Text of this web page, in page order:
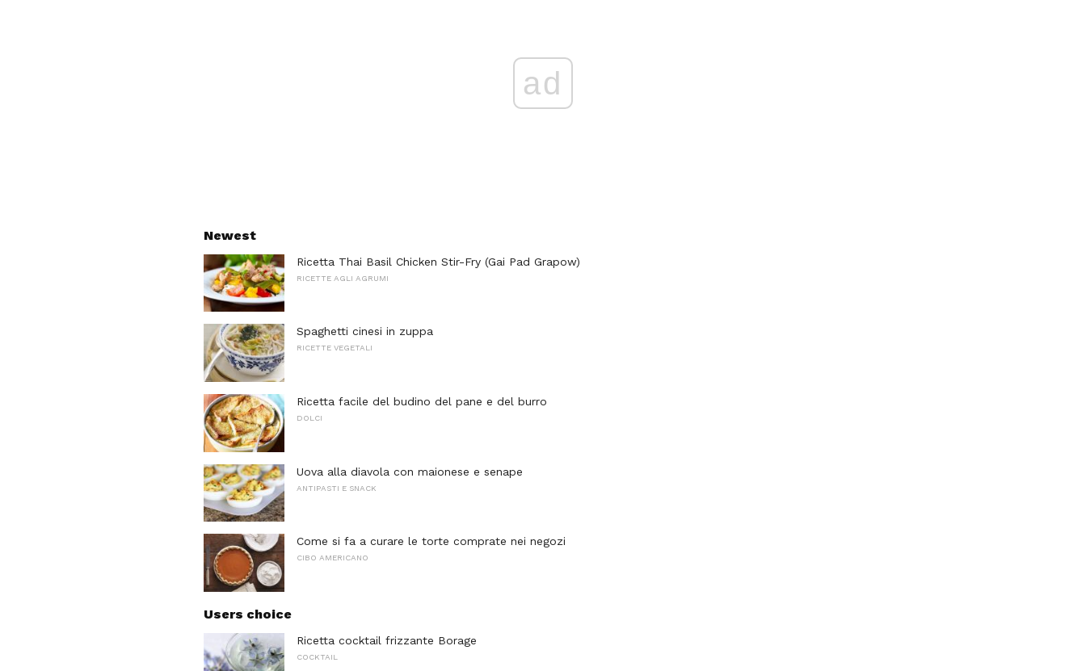
ad
Newest
Ricetta Thai Basil Chicken Stir-Fry (Gai Pad Grapow)
RICETTE AGLI AGRUMI
Spaghetti cinesi in zuppa
RICETTE VEGETALI
Ricetta facile del budino del pane e del burro
DOLCI
Uova alla diavola con maionese e senape
ANTIPASTI E SNACK
Come si fa a curare le torte comprate nei negozi
CIBO AMERICANO
Users choice
Ricetta cocktail frizzante Borage
COCKTAIL